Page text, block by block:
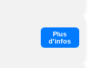
Plus
d'infos